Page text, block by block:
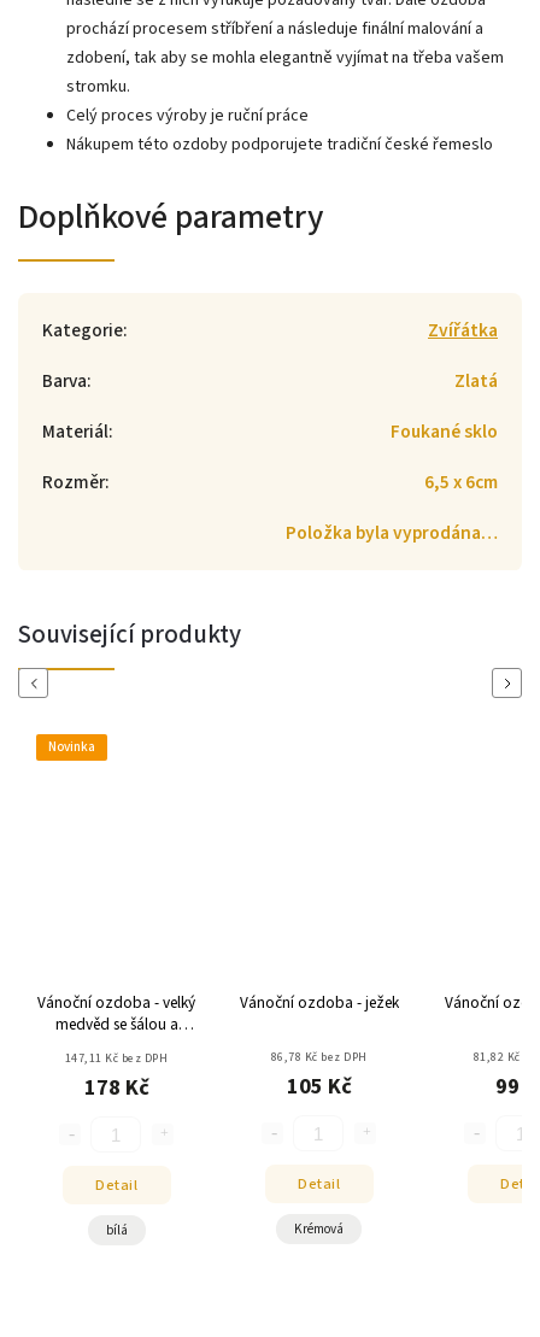
prochází procesem stříbření a následuje finální malování a
zdobení, tak aby se mohla elegantně vyjímat na třeba vašem
stromku.
Celý proces výroby je ruční práce
Nákupem této ozdoby podporujete tradiční české řemeslo
Doplňkové parametry
Kategorie:
Zvířátka
Barva:
Zlatá
Materiál:
Foukané sklo
Rozměr:
6,5 x 6cm
Položka byla vyprodána…
Související produkty
Previous
Novinka
Vánoční ozdoba - velký
medvěd se šálou a
147,11 Kč bez DPH
178 Kč
Detail
bílá
Vánoční ozdoba - ježek
86,78 Kč bez DPH
105 Kč
Detail
Krémová
81,82 Kč
99
Next